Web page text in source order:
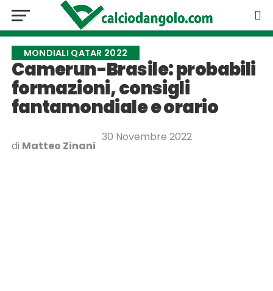
MONDIALI QATAR 2022
Camerun-Brasile: probabili
formazioni, consigli
fantamondiale e orario
di Matteo Zinani
30 Novembre 2022